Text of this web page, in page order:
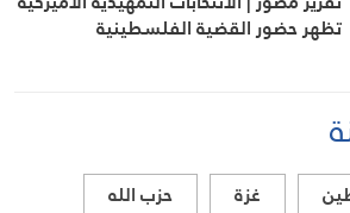
تظهر حضور القضية الفلسطينية
غزة
حزب الله